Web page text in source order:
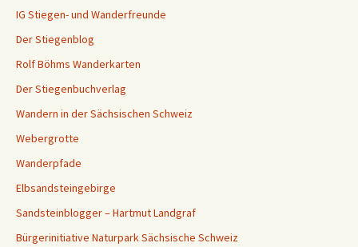
IG Stiegen- und Wanderfreunde
Der Stiegenblog
Rolf Böhms Wanderkarten
Der Stiegenbuchverlag
Wandern in der Sächsischen Schweiz
Webergrotte
Wanderpfade
Elbsandsteingebirge
Sandsteinblogger – Hartmut Landgraf
Bürgerinitiative Naturpark Sächsische Schweiz